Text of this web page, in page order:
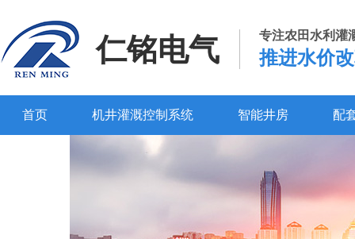
仁铭电气 专注农田水利灌
推进水价
首页 机井灌溉控制系统 智能井房 配